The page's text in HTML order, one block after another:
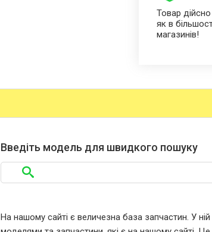
Товар
як в
магазинів!
Введіть модель для швидкого пошуку
На нашому сайті є величезна база запчастин. У ній